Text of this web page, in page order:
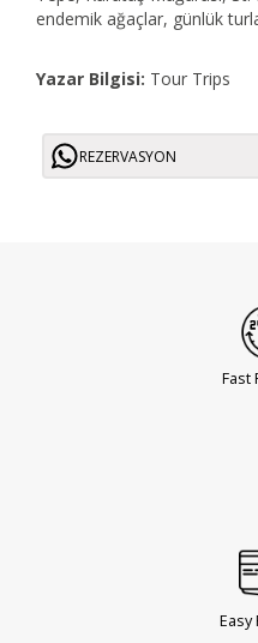
endemik ağaçlar, günlük
Yazar Bilgisi: Tour Trips
REZERVASYON
Fast
Easy